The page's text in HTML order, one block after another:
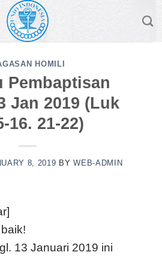
HOMILI
Pembaptisan
Jan 2019 (Luk
16. 21-22)
8, 2019 BYWEB-ADMIN
13 Januari 2019 ini